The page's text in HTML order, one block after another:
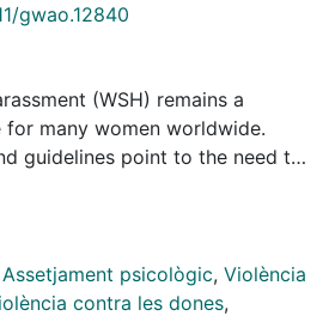
gwao.12840
(WSH) remains a
for many women worldwide.
guidelines point to the need to
WSH prevention programs
and monitoring systems
WSH situations. However, few
tools are currently available to
Assetjament psicològic, Violència
contra les dones,